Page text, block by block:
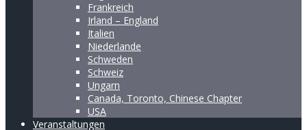
Frankreich
Irland – England
Italien
Niederlande
Schweden
Schweiz
Ungarn
Canada, Toronto, Chinese Chapter
USA
Veranstaltungen